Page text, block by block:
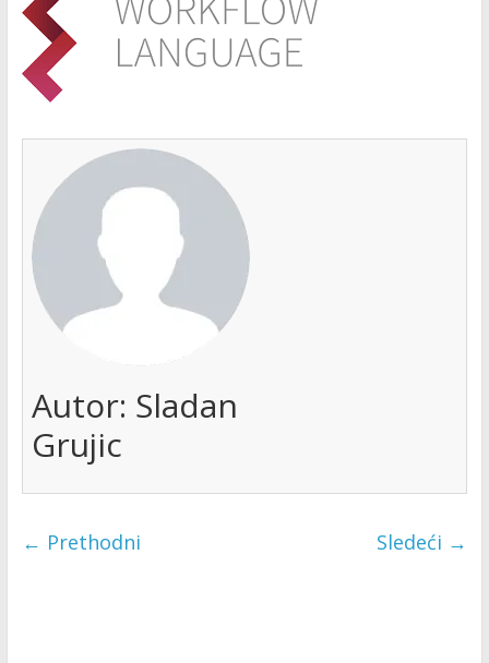
Autor: Sladan
Grujic
← Prethodni Sledeći →